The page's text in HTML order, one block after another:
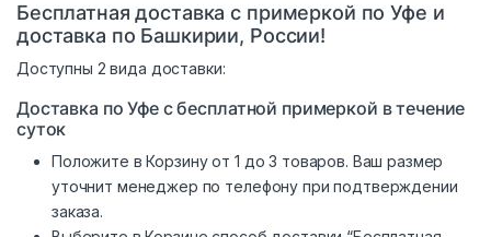
Бесплатная доставка с примеркой по Уфе и
доставка по Башкирии, России!
Доступны 2 вида доставки:
Доставка по Уфе с бесплатной примеркой в течение
суток
Положите в Корзину от 1 до 3 товаров. Ваш размер
уточнит менеджер по телефону при подтверждении
заказа.